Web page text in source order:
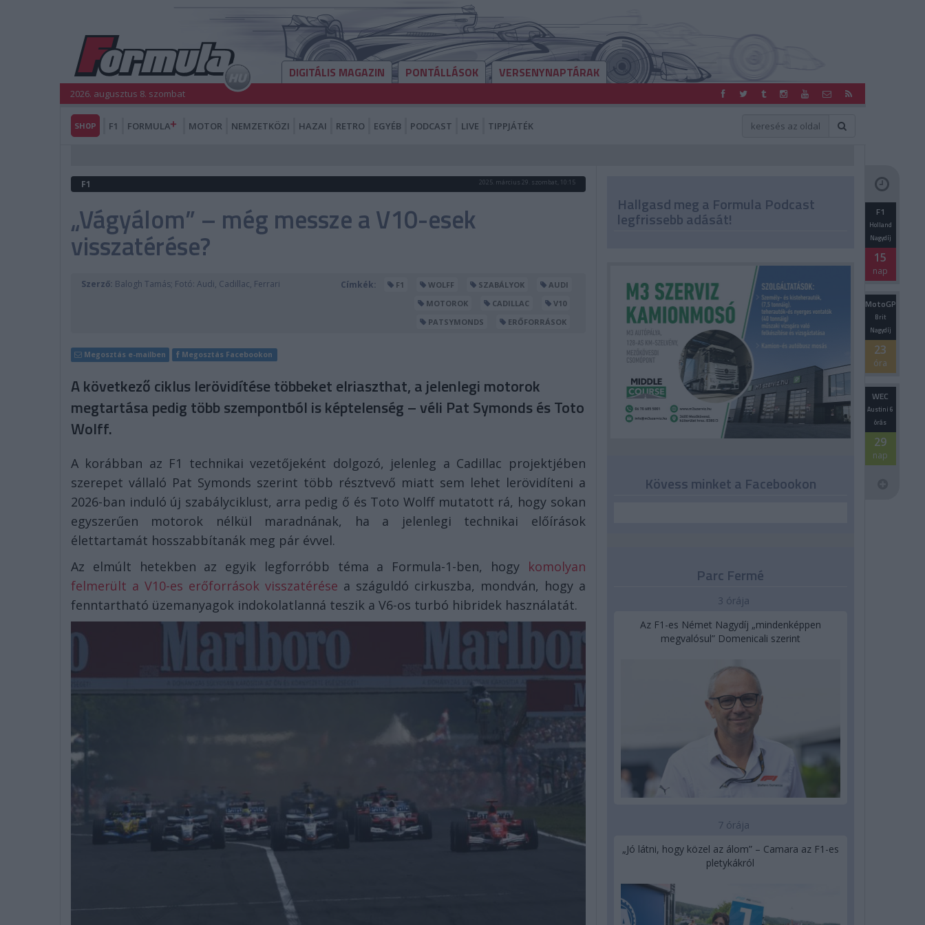
DIGITÁLIS MAGAZIN PONTÁLLÁSOK VERSENYNAPTÁRAK
2026. augusztus 8. szombat
SHOP F1 FORMULA MOTOR NEMZETKÖZI HAZAI RETRO EGYÉB PODCAST LIVE TIPPJÁTÉK
F1 2025. március 29. szombat, 10:15
„Vágyálom” – még messze a V10-esek
visszatérése?
Szerző: Balogh Tamás; Fotó: Audi, Cadillac, Ferrari Címkék: F1 WOLFF SZABÁLYOK
AUDI
MOTOROK
CADILLAC
V10
PATSYMONDS
ERŐFORRÁSOK
Megosztás e-mailben Megosztás Facebookon
A következő ciklus lerövidítése többeket elriaszthat, a jelenlegi motorok
megtartása pedig több szempontból is képtelenség – véli Pat Symonds és Toto
Wolff.
A korábban az F1 technikai vezetőjeként dolgozó, jelenleg a Cadillac projektjében
szerepet vállaló Pat Symonds szerint több résztvevő miatt sem lehet lerövidíteni a
2026-ban induló új szabályciklust, arra pedig ő és Toto Wolff mutatott rá, hogy sokan
egyszerűen motorok nélkül maradnának, ha a jelenlegi technikai előírások
élettartamát hosszabbítanák meg pár évvel.
Az elmúlt hetekben az egyik legforróbb téma a Formula-1-ben, hogy komolyan
felmerült a V10-es erőforrások visszatérése a száguldó cirkuszba, mondván, hogy a
fenntartható üzemanyagok indokolatlanná teszik a V6-os turbó hibridek használatát.
Hallgasd meg a Formula Podcast
legfrissebb adását! F1
Holland
Nagydíj
15
nap
MotoGP
Brit
Nagydíj
23
óra
WEC
Austini 6
órás
29
nap
Kövess minket a Facebookon
Parc Fermé
3 órája
Az F1-es Német Nagydíj „mindenképpen
megvalósul” Domenicali szerint
7 órája
„Jó látni, hogy közel az álom” – Camara az F1-es
pletykákról